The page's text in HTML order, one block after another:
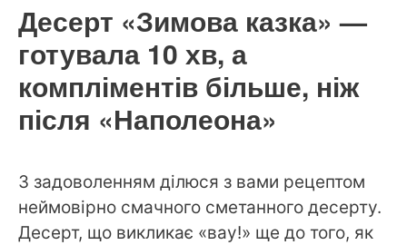
Десерт «Зимова казка» —
готувала 10 хв, а
компліментів більше, ніж
після «Наполеона»
З задоволенням ділюся з вами рецептом
неймовірно смачного сметанного десерту.
Десерт, що викликає «вау!» ще до того, як